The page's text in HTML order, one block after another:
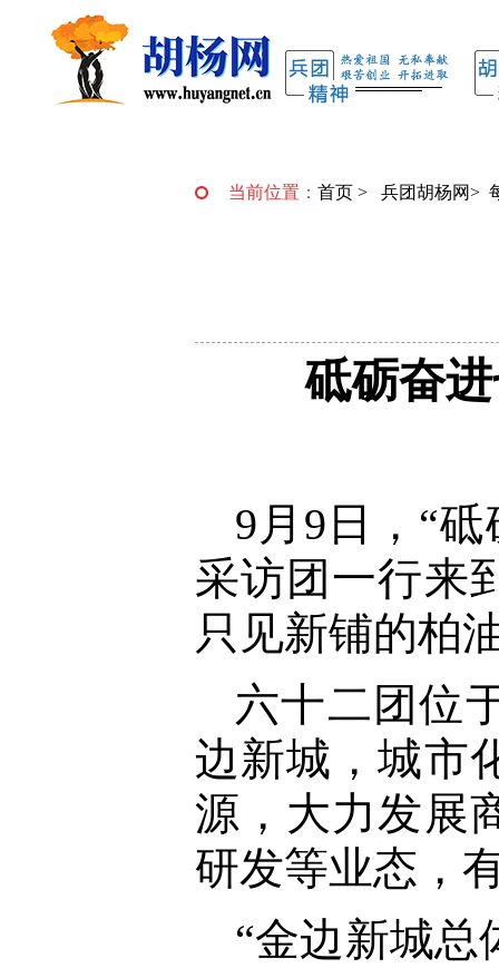
当前位置： 首页 > 兵团胡杨网>
砥砺奋
9月9日，“
采访团一行来
只见新铺的柏
六十二团位
边新城，城市
源，大力发展
研发等业态，
“金边新城总